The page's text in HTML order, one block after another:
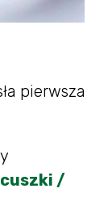
pierwsza
/